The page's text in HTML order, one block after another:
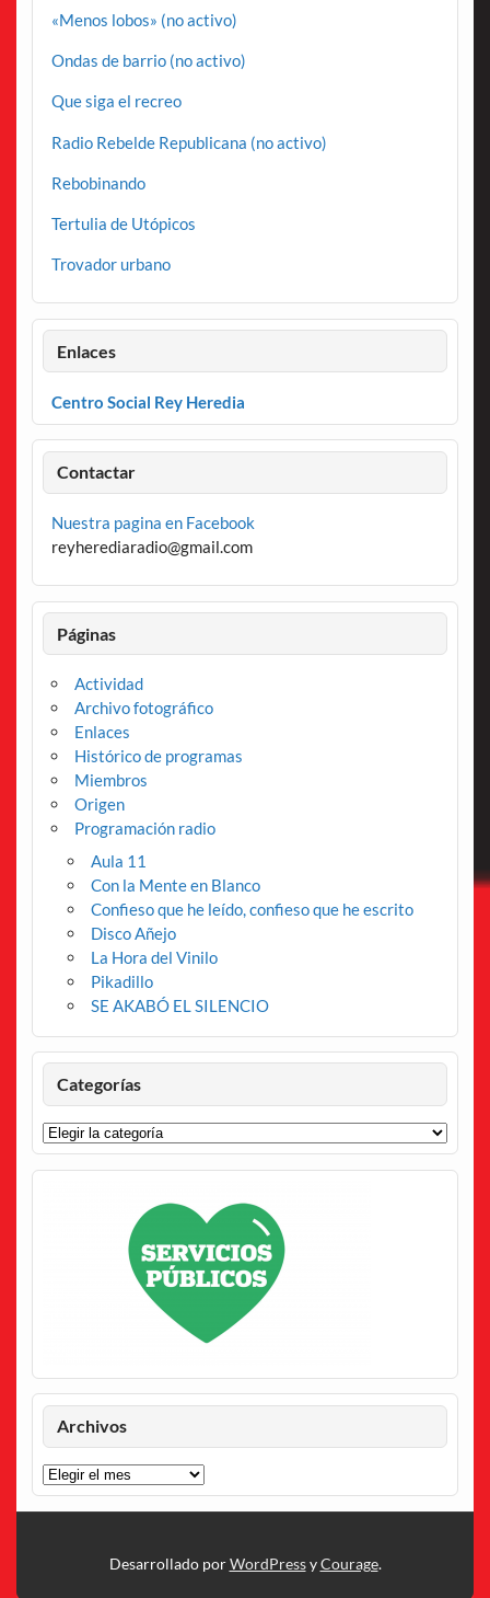
«Menos lobos» (no activo)
Ondas de barrio (no activo)
Que siga el recreo
Radio Rebelde Republicana (no activo)
Rebobinando
Tertulia de Utópicos
Trovador urbano
Enlaces
Centro Social Rey Heredia
Contactar
Nuestra pagina en Facebook
reyherediaradio@gmail.com
Páginas
Actividad
Archivo fotográfico
Enlaces
Histórico de programas
Miembros
Origen
Programación radio
Aula 11
Con la Mente en Blanco
Confieso que he leído, confieso que he escrito
Disco Añejo
La Hora del Vinilo
Pikadillo
SE AKABÓ EL SILENCIO
Categorías
Categorías
Archivos
Archivos
Desarrollado porWordPressyCourage.